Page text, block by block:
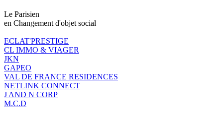
Le Parisien
en Changement d'objet social
ECLAT'PRESTIGE
CL IMMO & VIAGER
JKN
GAPEO
VAL DE FRANCE RESIDENCES
NETLINK CONNECT
J AND N CORP
M.C.D